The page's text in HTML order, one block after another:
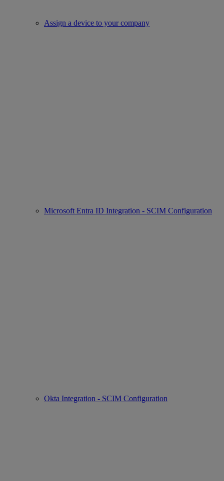
Assign a device to your company
Microsoft Entra ID Integration - SCIM Configuration
Okta Integration - SCIM Configuration